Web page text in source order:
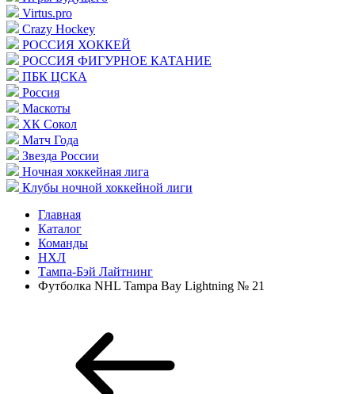
Virtus.pro
Crazy Hockey
РОССИЯ ХОККЕЙ
РОССИЯ ФИГУРНОЕ КАТАНИЕ
ПБК ЦСКА
Россия
Маскоты
ХК Сокол
Матч Года
Звезда России
Ночная хоккейная лига
Клубы ночной хоккейной лиги
Главная
Каталог
Команды
НХЛ
Тампа-Бэй Лайтнинг
Футболка NHL Tampa Bay Lightning № 21